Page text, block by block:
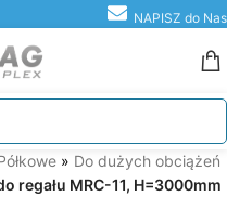
NAPISZ do Nas
» Do dużych obciążeń
regału MRC-11, H=3000mm